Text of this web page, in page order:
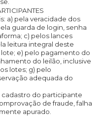
a) pela veracidade dos
guarda de login, senha
c) pelos lances
leitura integral deste
e) pelo pagamento do
do leilão, inclusive
lotes; g) pelo
adequada do
cadastro do participante
de fraude, falha
apurado.